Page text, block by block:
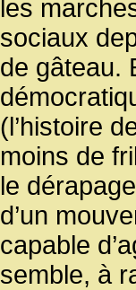
les
sociaux
de gâteau.
(l’histoire
moins de
le
d’un
capable
semble, à